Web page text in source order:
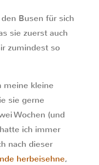
Busen für sich
sie zuerst auch
zumindest so
meine kleine
sie gerne
Wochen (und
ich immer
nach dieser
herbeisehne,